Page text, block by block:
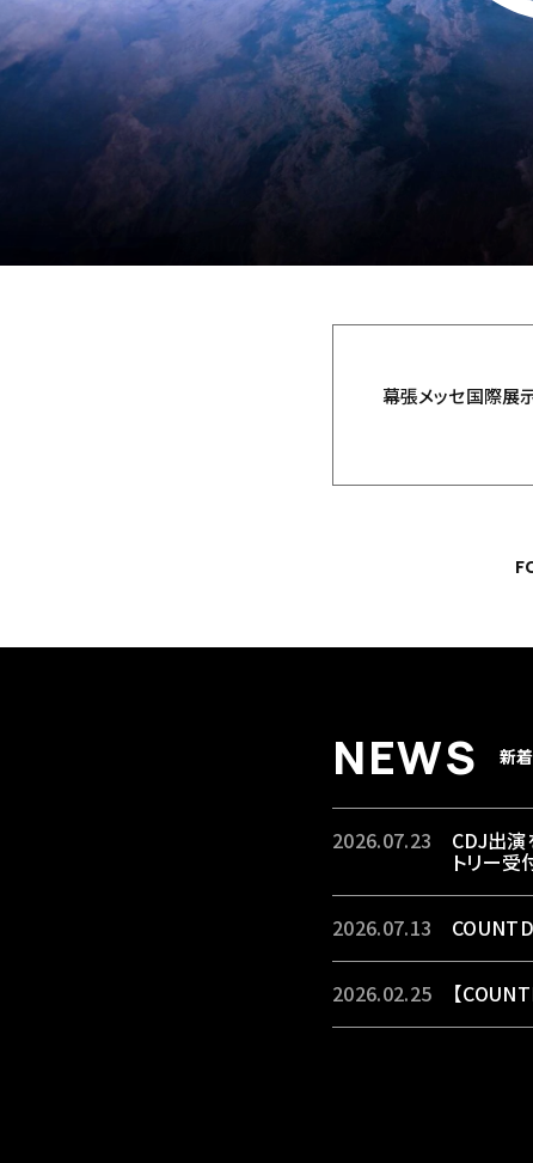
幕張メッセ国際展
NEWS 新
2026.07.23 CDJ出演
トリー受
2026.07.13
2026.02.25 【